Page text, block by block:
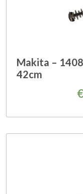
Makita –
42cm
€